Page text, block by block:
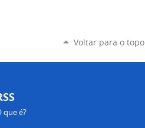
Voltar para o topo
que é?